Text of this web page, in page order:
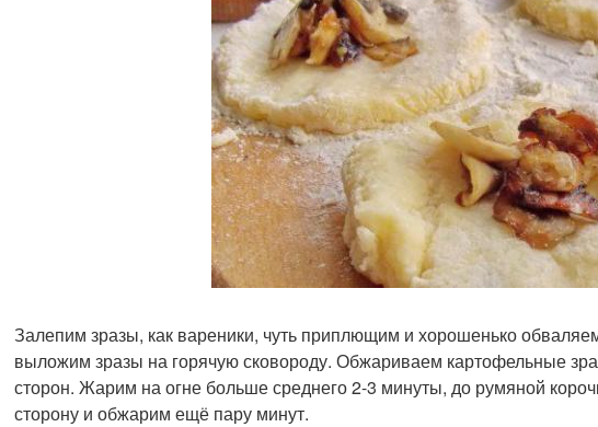
Залепим зразы, как вареники, чуть приплющим и хорошенько
выложим зразы на горячую сковороду. Обжариваем картофельные
сторон. Жарим на огне больше среднего 2-3 минуты, до румяной
сторону и обжарим ещё пару минут.